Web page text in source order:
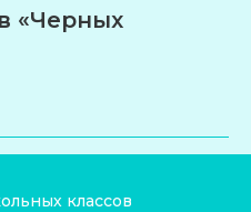
«Черных
классов